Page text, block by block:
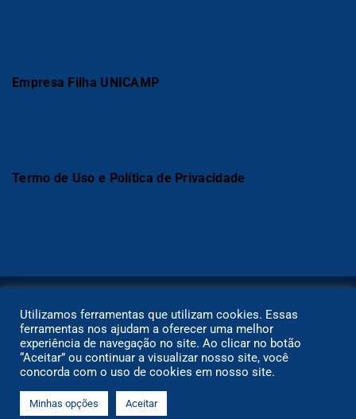
Empresa Filha UNICAMP
Termo de Uso e Política de Privacidade
Copyright ©2021 I Plataforma ESA. Todos os direitos
reservados.
Utilizamos ferramentas que utilizam cookies. Essas
ferramentas nos ajudam a oferecer uma melhor
experiência de navegação no site. Ao clicar no botão
“Aceitar” ou continuar a visualizar nosso site, você
concorda com o uso de cookies em nosso site.
Minhas opções Aceitar